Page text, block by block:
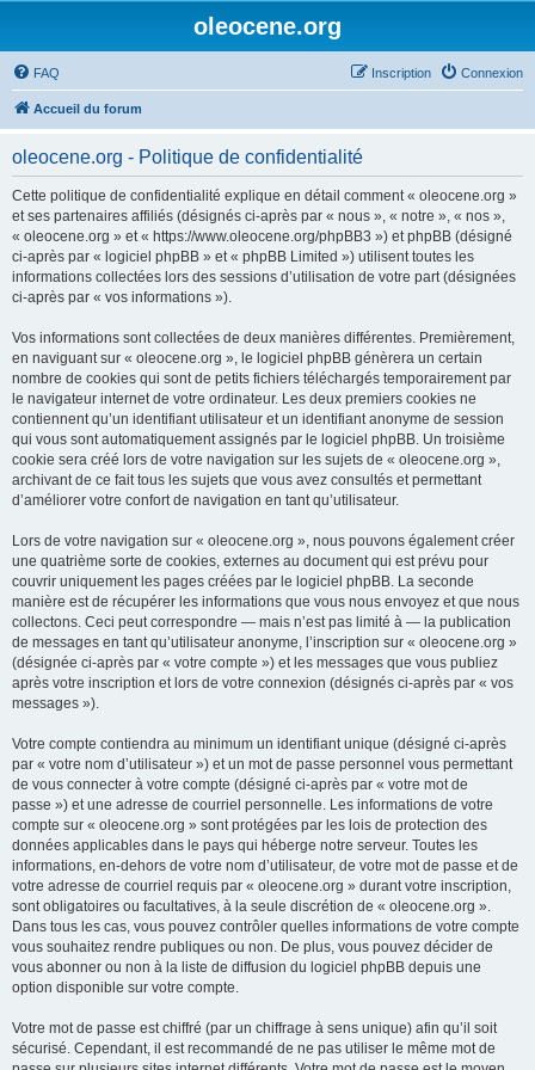
oleocene.org
FAQ Connexion
Inscription
Accueil du forum
oleocene.org - Politique de confidentialité
Cette politique de confidentialité explique en détail comment « oleocene.org »
et ses partenaires affiliés (désignés ci-après par « nous », « notre », « nos »,
« oleocene.org » et « https://www.oleocene.org/phpBB3 ») et phpBB (désigné
ci-après par « logiciel phpBB » et « phpBB Limited ») utilisent toutes les
informations collectées lors des sessions d’utilisation de votre part (désignées
ci-après par « vos informations »).
Vos informations sont collectées de deux manières différentes. Premièrement,
en naviguant sur « oleocene.org », le logiciel phpBB génèrera un certain
nombre de cookies qui sont de petits fichiers téléchargés temporairement par
le navigateur internet de votre ordinateur. Les deux premiers cookies ne
contiennent qu’un identifiant utilisateur et un identifiant anonyme de session
qui vous sont automatiquement assignés par le logiciel phpBB. Un troisième
cookie sera créé lors de votre navigation sur les sujets de « oleocene.org »,
archivant de ce fait tous les sujets que vous avez consultés et permettant
d’améliorer votre confort de navigation en tant qu’utilisateur.
Lors de votre navigation sur « oleocene.org », nous pouvons également créer
une quatrième sorte de cookies, externes au document qui est prévu pour
couvrir uniquement les pages créées par le logiciel phpBB. La seconde
manière est de récupérer les informations que vous nous envoyez et que nous
collectons. Ceci peut correspondre — mais n’est pas limité à — la publication
de messages en tant qu’utilisateur anonyme, l’inscription sur « oleocene.org »
(désignée ci-après par « votre compte ») et les messages que vous publiez
après votre inscription et lors de votre connexion (désignés ci-après par « vos
messages »).
Votre compte contiendra au minimum un identifiant unique (désigné ci-après
par « votre nom d’utilisateur ») et un mot de passe personnel vous permettant
de vous connecter à votre compte (désigné ci-après par « votre mot de
passe ») et une adresse de courriel personnelle. Les informations de votre
compte sur « oleocene.org » sont protégées par les lois de protection des
données applicables dans le pays qui héberge notre serveur. Toutes les
informations, en-dehors de votre nom d’utilisateur, de votre mot de passe et de
votre adresse de courriel requis par « oleocene.org » durant votre inscription,
sont obligatoires ou facultatives, à la seule discrétion de « oleocene.org ».
Dans tous les cas, vous pouvez contrôler quelles informations de votre compte
vous souhaitez rendre publiques ou non. De plus, vous pouvez décider de
vous abonner ou non à la liste de diffusion du logiciel phpBB depuis une
option disponible sur votre compte.
Votre mot de passe est chiffré (par un chiffrage à sens unique) afin qu’il soit
sécurisé. Cependant, il est recommandé de ne pas utiliser le même mot de